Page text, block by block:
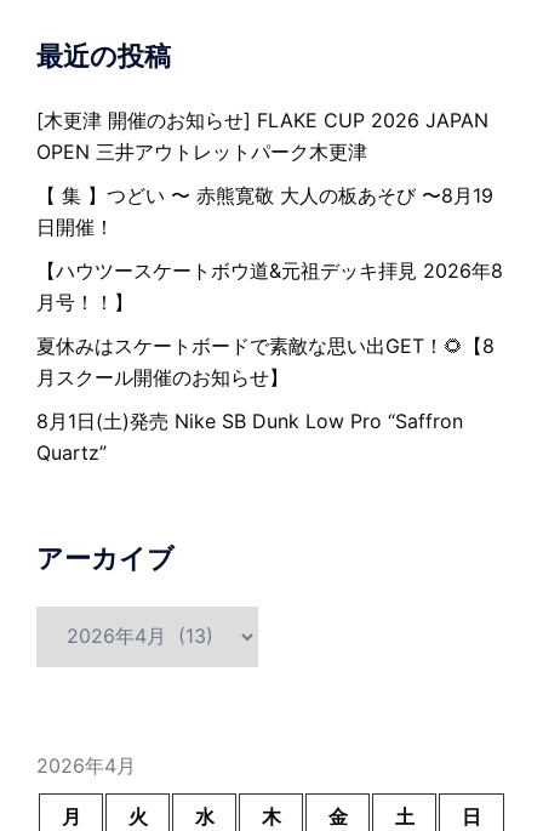
最近の投稿
[木更津 開催のお知らせ] FLAKE CUP 2026 JAPAN
OPEN 三井アウトレットパーク木更津
【 集 】つどい 〜 赤熊寛敬 大人の板あそび 〜8月19
日開催！
【ハウツースケートボウ道&元祖デッキ拝見 2026年8
月号！！】
夏休みはスケートボードで素敵な思い出GET！🌻【8
月スクール開催のお知らせ】
8月1日(土)発売 Nike SB Dunk Low Pro “Saffron
Quartz”
アーカイブ
2026年4月
月 火 水 木 金 土
日